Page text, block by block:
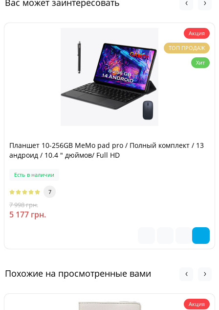
Вас может заинтересовать
Акция
ТОП ПРОДАЖ
Хит
Планшет 10-256GB MeMo pad pro / Полный комплект / 13
андроид / 10.4 " дюймов/ Full HD
Есть в наличии
7
7 998 грн.
5 177 грн.
Похожие на просмотренные вами
Акция